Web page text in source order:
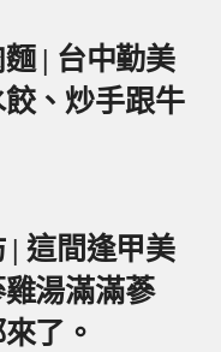
| 台中勤美
、炒手跟牛
| 這間逢甲美
湯滿滿蔘
了。